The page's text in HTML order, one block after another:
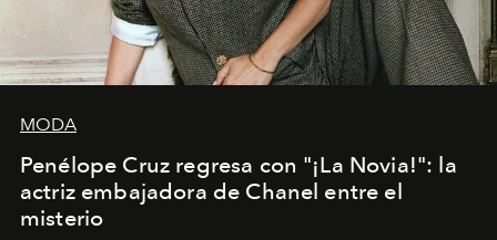
MODA
Penélope Cruz regresa con "¡La Novia!": la
actriz embajadora de Chanel entre el
misterio